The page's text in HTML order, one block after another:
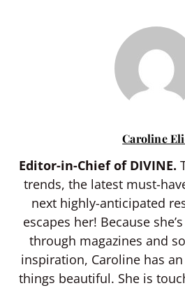
Caroline
Editor-in-Chief of DIVINE.
trends, the latest must-
next highly-anticipated
escapes her! Because
through magazines and
inspiration, Caroline has
things beautiful. She is